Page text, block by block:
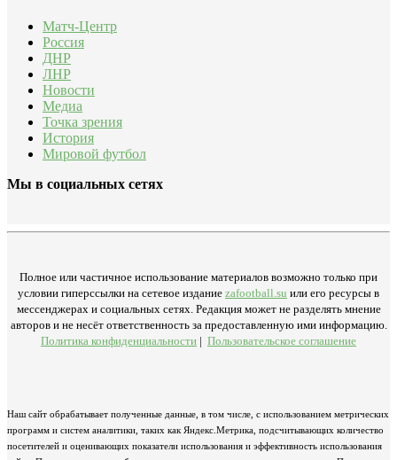
Матч-Центр
Россия
ДНР
ЛНР
Новости
Медиа
Точка зрения
История
Мировой футбол
Мы в социальных сетях
Полное или частичное использование материалов возможно только при
условии гиперссылки на сетевое издание zafootball.su или его ресурсы в
мессенджерах и социальных сетях. Редакция может не разделять мнение
авторов и не несёт ответственность за предоставленную ими информацию.
Политика конфиденциальности | Пользовательское соглашение
Наш сайт обрабатывает полученные данные, в том числе, с использованием метрических
программ и систем аналитики, таких как Яндекс.Метрика, подсчитывающих количество
посетителей и оценивающих показатели использования и эффективность использования